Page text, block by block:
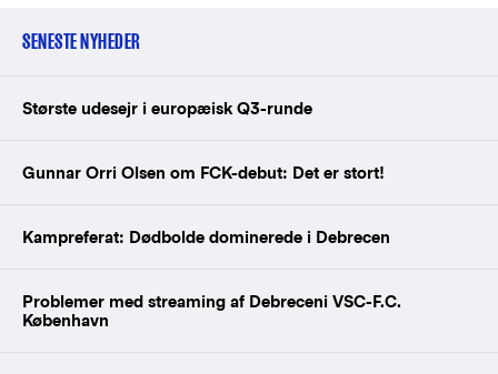
SENESTE NYHEDER
Største udesejr i europæisk Q3-runde
Gunnar Orri Olsen om FCK-debut: Det er stort!
Kampreferat: Dødbolde dominerede i Debrecen
Problemer med streaming af Debreceni VSC-F.C.
København